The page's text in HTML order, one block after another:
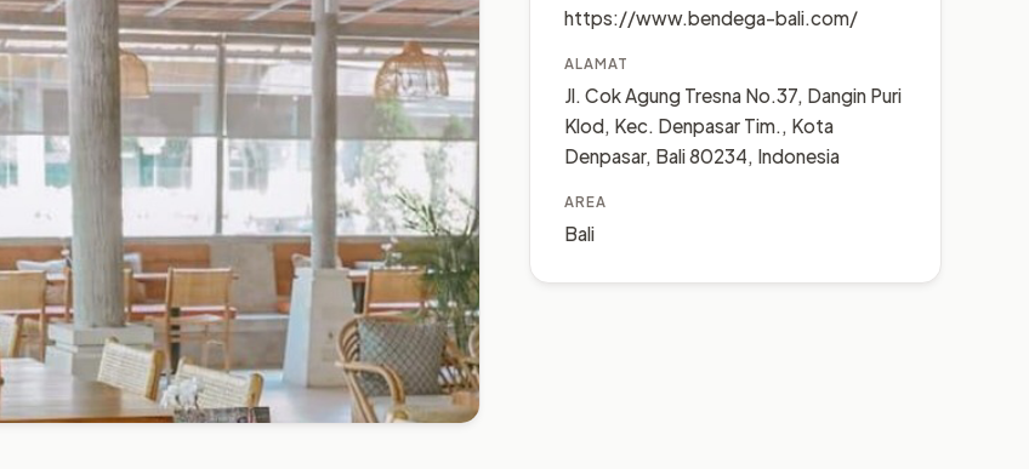
https://www.bendega-bali.com/
ALAMAT
Jl. Cok Agung Tresna No.37, Dangin Puri
Klod, Kec. Denpasar Tim., Kota
Denpasar, Bali 80234, Indonesia
AREA
Bali